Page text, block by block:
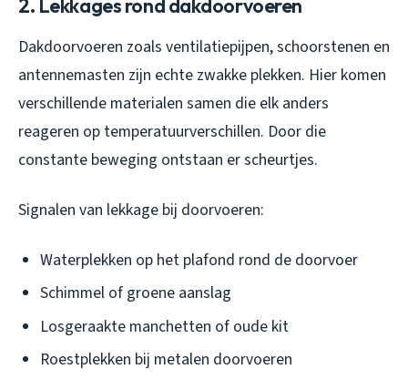
Dakdoorvoeren zoals ventilatiepijpen, schoorstenen en
antennemasten zijn echte zwakke plekken. Hier komen
verschillende materialen samen die elk anders
reageren op temperatuurverschillen. Door die
constante beweging ontstaan er scheurtjes.
Signalen van lekkage bij doorvoeren:
Waterplekken op het plafond rond de doorvoer
Schimmel of groene aanslag
Losgeraakte manchetten of oude kit
Roestplekken bij metalen doorvoeren